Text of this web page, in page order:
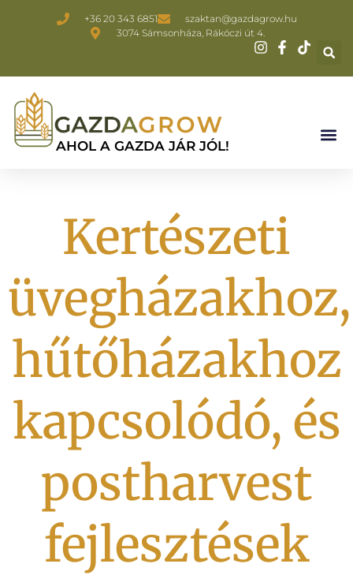
+36 20 343 6851
szaktan@gazdagrow.hu
3074 Sámsonháza, Rákóczi út 4.
AHOL A GAZDA JÁR JÓL!
Kertészeti
üvegházakhoz,
hűtőházakhoz
kapcsolódó, és
postharvest
fejlesztések